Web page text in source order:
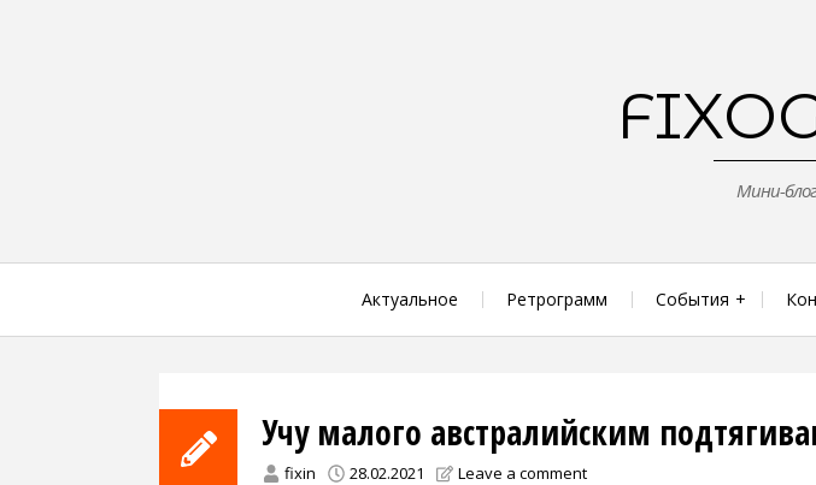
Мини-
Актуальное Ретрограмм События
Учу малого австралийским
fixin 28.02.2021 Leave a comment